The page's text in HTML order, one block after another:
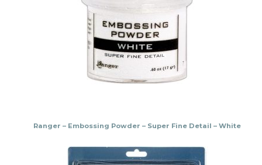
Ranger – Embossing Powder – Super Fine Detail – White